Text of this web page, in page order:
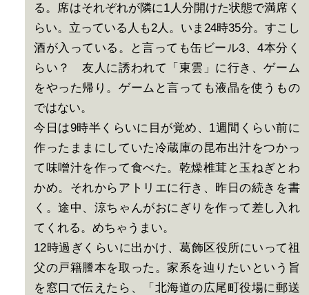
る。席はそれぞれが隣に1人分開けた状態で満席く
らい。立っている人も2人。いま24時35分。すこし
酒が入っている。と言っても缶ビール3、4本分く
らい？ 友人に誘われて「東雲」に行き、ゲーム
をやった帰り。ゲームと言っても液晶を使うもの
ではない。
今日は9時半くらいに目が覚め、1週間くらい前に
作ったままにしていた冷蔵庫の昆布出汁をつかっ
て味噌汁を作って食べた。乾燥椎茸と玉ねぎとわ
かめ。それからアトリエに行き、昨日の続きを書
く。途中、涼ちゃんがおにぎりを作って差し入れ
てくれる。めちゃうまい。
12時過ぎくらいに出かけ、葛飾区役所にいって祖
父の戸籍謄本を取った。家系を辿りたいという旨
を窓口で伝えたら、「北海道の広尾町役場に郵送